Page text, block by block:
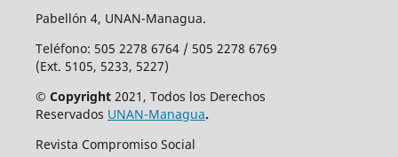
Pabellón 4, UNAN-Managua.
Teléfono: 505 2278 6764 / 505 2278 6769
(Ext. 5105, 5233, 5227)
© Copyright2021, Todos los Derechos
Reservados UNAN-Managua.
Revista Compromiso Social